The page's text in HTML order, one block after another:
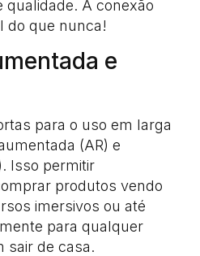
A conexão
do que nunca!
e
para o uso em larga
(AR) e
Isso permitir
produtos vendo
imersivos ou até
para qualquer
sair de casa.